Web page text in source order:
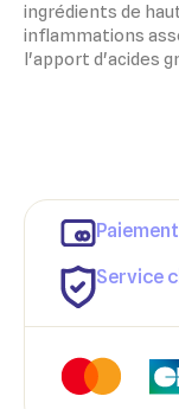
ingrédients de
inflammations
l'apport d'acides
Service